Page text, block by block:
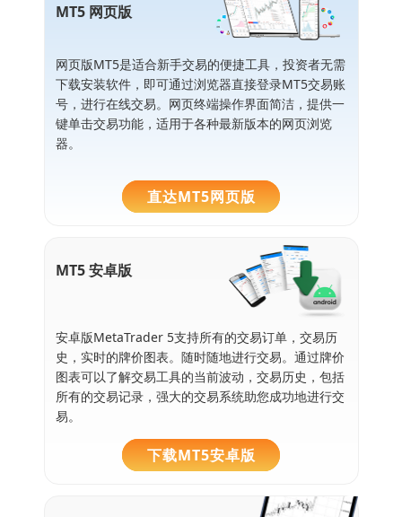
MT5 网页版
网页版MT5是适合新手交易的便捷工具，投资者无需
下载安装软件，即可通过浏览器直接登录MT5交易账
号，进行在线交易。网页终端操作界面简洁，提供一
键单击交易功能，适用于各种最新版本的网页浏览
器。
直达MT5网页版
MT5 安卓版
安卓版MetaTrader 5支持所有的交易订单，交易历
史，实时的牌价图表。随时随地进行交易。通过牌价
图表可以了解交易工具的当前波动，交易历史，包括
所有的交易记录，强大的交易系统助您成功地进行交
易。
下载MT5安卓版